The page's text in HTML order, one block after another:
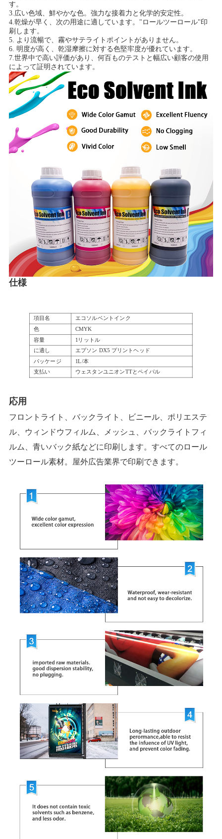
す。
3.広い色域、鮮やかな色。強力な接着力と化学的安定性。
4.乾燥が早く、次の用途に適しています。"ロールツーロール"印
刷します。
5. より流暢で、霧やサテライトポイントがありません。
6. 明度が高く、乾湿摩擦に対する色堅牢度が優れています。
7.世界中で高い評価があり、何百ものテストと幅広い顧客の使用
によって証明されています。
仕様
項目名
エコソルベントインク
色
CMYK
容量
1リットル
に適し
エプソン DX5 プリントヘッド
パッケージ
1L/本
支払い
ウェスタンユニオンTTとペイパル
応用
フロントライト、バックライト、ビニール、ポリエステ
ル、ウィンドウフィルム、メッシュ、バックライトフィ
ルム、青いバック紙などに印刷します。すべてのロール
ツーロール素材。屋外広告業界で印刷できます。